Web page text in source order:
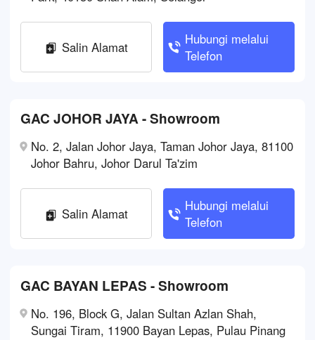
Salin Alamat
Hubungi melalui
Telefon
GAC JOHOR JAYA - Showroom
No. 2, Jalan Johor Jaya, Taman Johor Jaya, 81100
Johor Bahru, Johor Darul Ta'zim
Salin Alamat
Hubungi melalui
Telefon
GAC BAYAN LEPAS - Showroom
No. 196, Block G, Jalan Sultan Azlan Shah,
Sungai Tiram, 11900 Bayan Lepas, Pulau Pinang